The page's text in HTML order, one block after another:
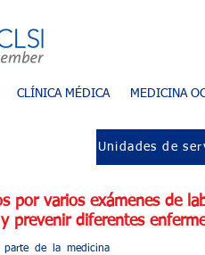
CLÍNICA MÉDICA MEDICINA
Unidades de
por varios exámenes de
prevenir diferentes
parte de la medicina